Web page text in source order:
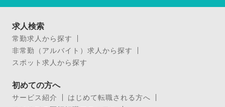
求人検索
常勤求人から探す
非常勤（アルバイト）求人から探す
スポット求人から探す
初めての方へ
サービス紹介
はじめて転職される方へ